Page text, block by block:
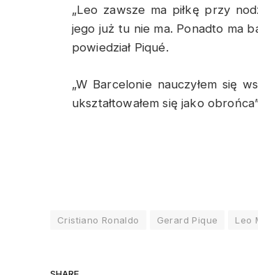
„Leo zawsze ma piłkę przy
jego już tu nie ma. Ponadto ma
powiedział Piqué.
„W Barcelonie nauczyłem się
ukształtowałem się jako
Cristiano Ronaldo Gerard Pique Leo